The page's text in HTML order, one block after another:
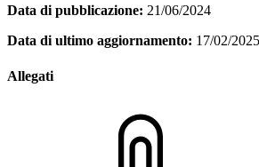
Data di pubblicazione: 21/06/2024
Data di ultimo aggiornamento: 17/02/2025
Allegati